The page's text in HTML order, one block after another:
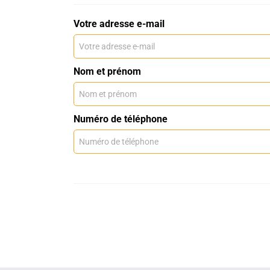
Votre adresse e-mail
Nom et prénom
Numéro de téléphone